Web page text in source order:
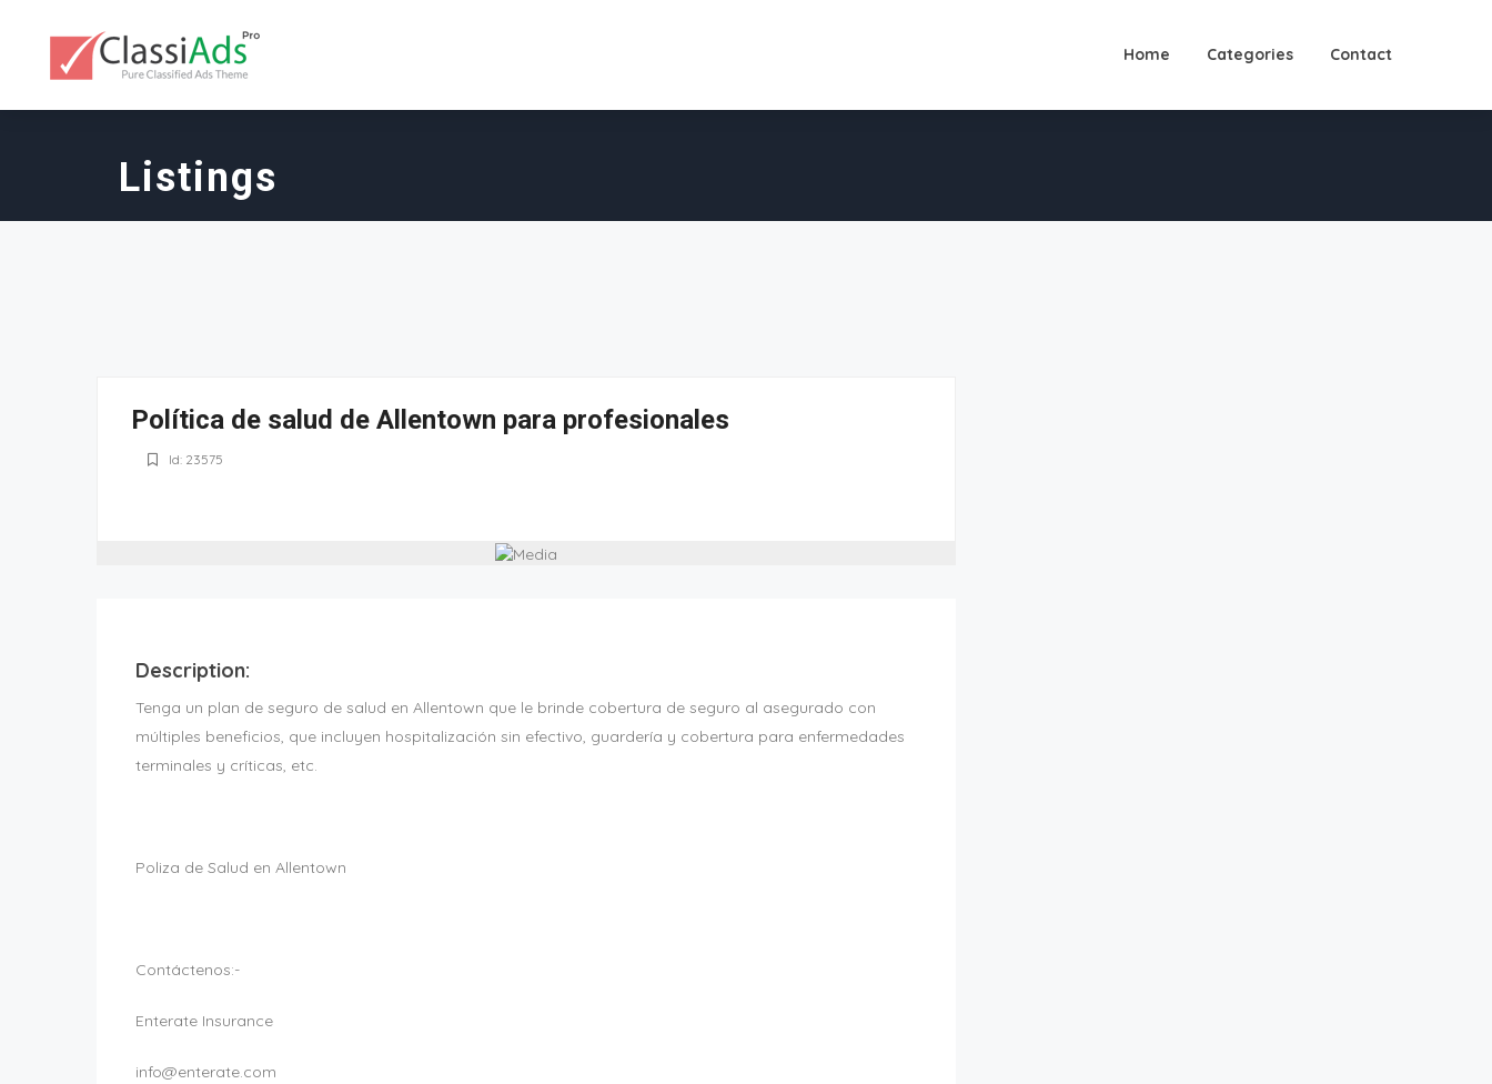
Home Categories Contact
Listings
Política de salud de Allentown para profesionales
Id: 23575
Description:
Tenga un plan de seguro de salud en Allentown que le brinde cobertura de seguro al asegurado con
múltiples beneficios, que incluyen hospitalización sin efectivo, guardería y cobertura para enfermedades
terminales y críticas, etc.
Poliza de Salud en Allentown
Contáctenos:-
Enterate Insurance
info@enterate.com